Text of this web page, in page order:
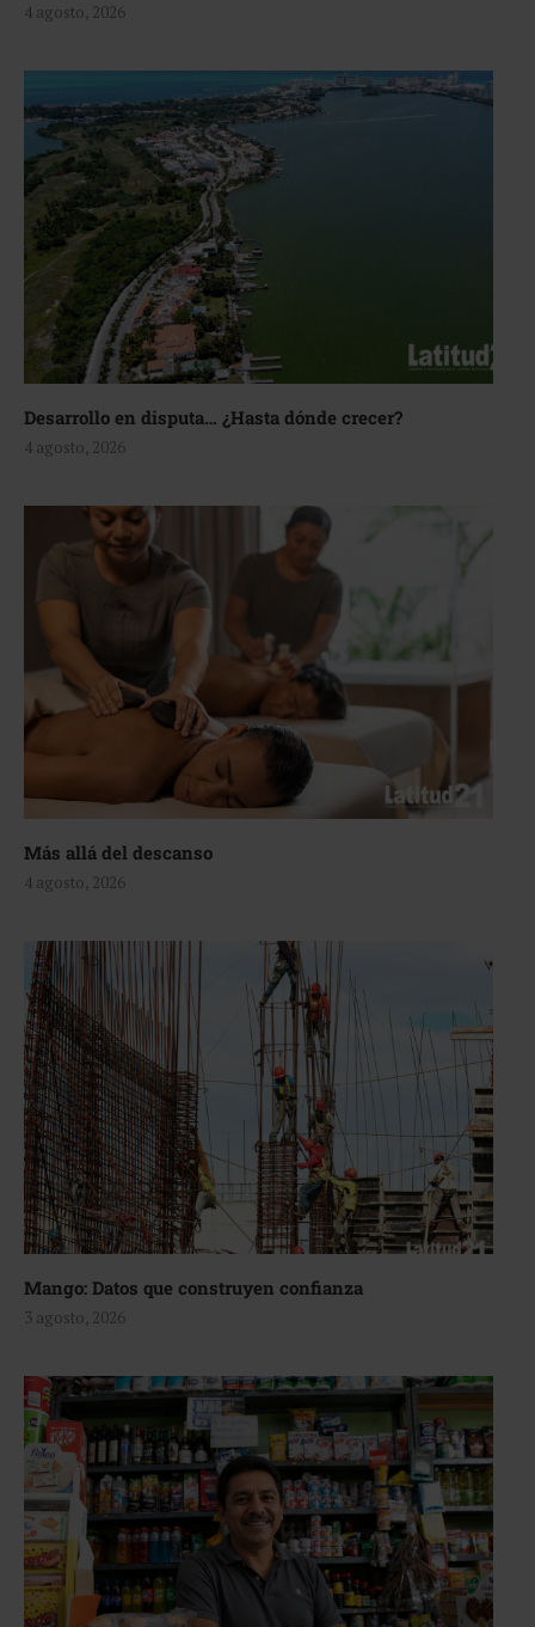
4 agosto, 2026
Desarrollo en disputa… ¿Hasta dónde crecer?
4 agosto, 2026
Más allá del descanso
4 agosto, 2026
Mango: Datos que construyen confianza
3 agosto, 2026